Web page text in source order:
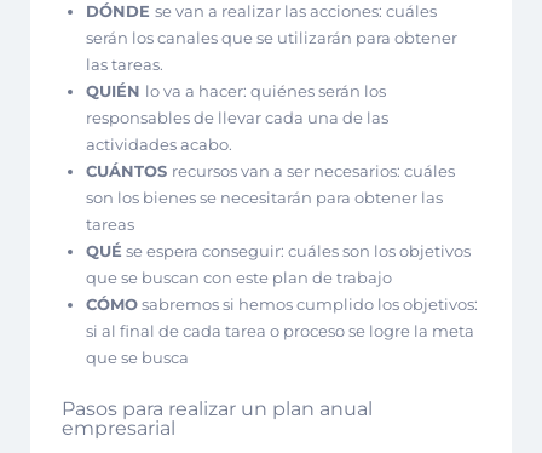
DÓNDE se van a realizar las acciones: cuáles
serán los canales que se utilizarán para obtener
las tareas.
QUIÉN lo va a hacer: quiénes serán los
responsables de llevar cada una de las
actividades acabo.
CUÁNTOS recursos van a ser necesarios: cuáles
son los bienes se necesitarán para obtener las
tareas
QUÉ se espera conseguir: cuáles son los objetivos
que se buscan con este plan de trabajo
CÓMOsabremos si hemos cumplido los objetivos:
si al final de cada tarea o proceso se logre la meta
que se busca
Pasos para realizar un plan anual
empresarial